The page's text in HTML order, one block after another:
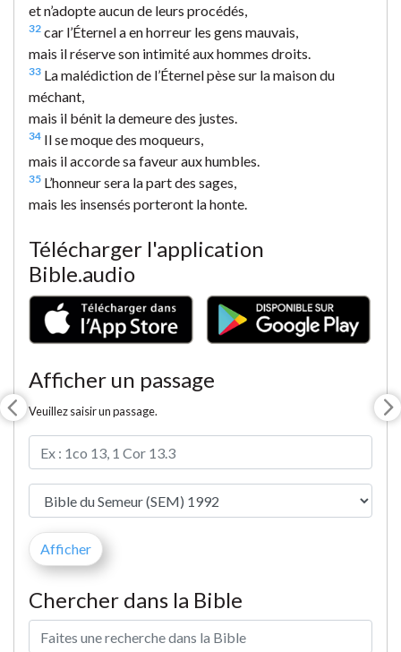
et n’adopte aucun de leurs procédés,
32 car l’Éternel a en horreur les gens mauvais,
mais il réserve son intimité aux hommes droits.
33 La malédiction de l’Éternel pèse sur la maison du
méchant,
mais il bénit la demeure des justes.
34 Il se moque des moqueurs,
mais il accorde sa faveur aux humbles.
35 L’honneur sera la part des sages,
mais les insensés porteront la honte.
Télécharger l'application
Bible.audio
Afficher un passage
Veuillez saisir un passage.
Chercher dans la Bible